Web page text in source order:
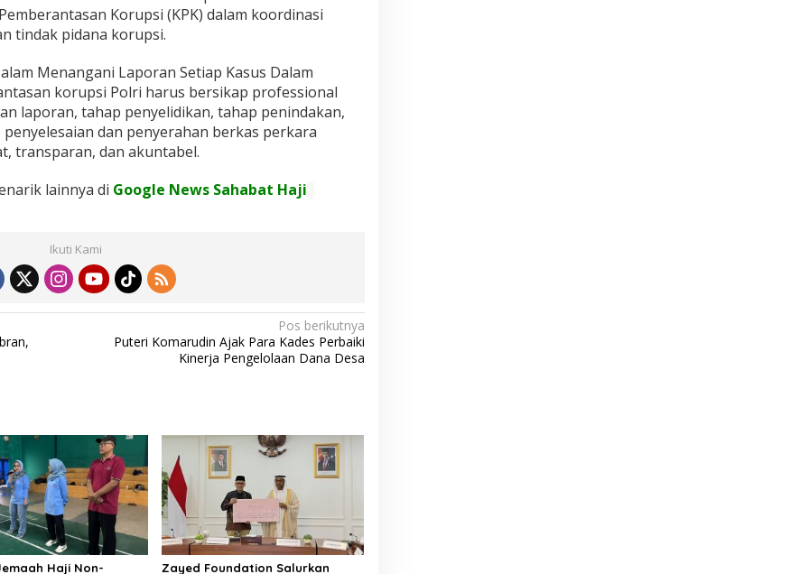
Korupsi (KPK) dalam koordinasi
tindak pidana korupsi.
Menangani Laporan Setiap Kasus Dalam
korupsi Polri harus bersikap professional
laporan, tahap penyelidikan, tahap penindakan,
dan penyerahan berkas perkara
transparan, dan akuntabel.
lainnya di Google News Sahabat Haji
Ikuti Kami
Pos berikutnya
Puteri Komarudin Ajak Para Kades Perbaiki
Kinerja Pengelolaan Dana Desa
Haji Non-
Zayed Foundation Salurkan